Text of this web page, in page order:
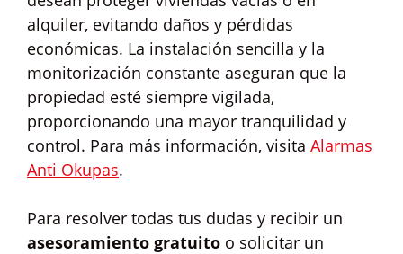
alquiler, evitando daños y pérdidas
económicas. La instalación sencilla y la
monitorización constante aseguran que la
propiedad esté siempre vigilada,
proporcionando una mayor tranquilidad y
control. Para más información, visita Alarmas
Anti Okupas.
Para resolver todas tus dudas y recibir un
asesoramiento gratuito o solicitar un